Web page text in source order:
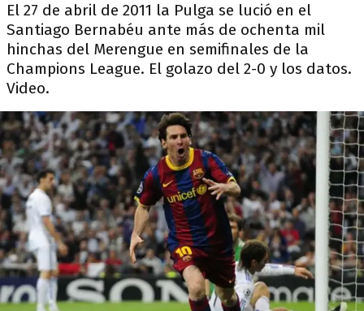
El 27 de abril de 2011 la Pulga se lució en el
Santiago Bernabéu ante más de ochenta mil
hinchas del Merengue en semifinales de la
Champions League. El golazo del 2-0 y los datos.
Video.